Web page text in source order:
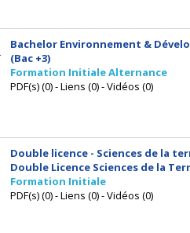
Bachelor Environnement &
(Bac +3)
Formation Initiale Alternance
PDF(s) (0) - Liens (0) - Vidéos (0)
Double licence - Sciences de la
Double Licence Sciences de la
Formation Initiale
PDF(s) (0) - Liens (0) - Vidéos (0)